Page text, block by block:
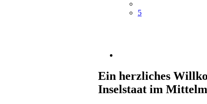
5
Ein herzliches
Inselstaat im